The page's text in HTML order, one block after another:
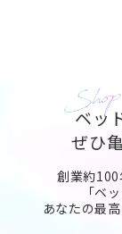
ベッ
ぜひ
創業約
「ベ
あなたの最